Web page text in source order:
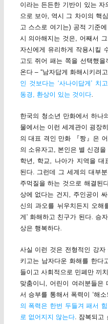
이라는 든든한 기반이 있는
으로 보아, 역시 그 차이의 핵
고 스스로 여기는) 공적 기준
시 의아해지는 것은, 어째서
자신에게 유리하게 작용시킬
고도 쥐어 패는 쪽을 선택했
온다 – “남자답게 화해시키려
인 것보다는 ‘사나이답게’
동경, 환상이 있는 것이다.
한국의 청소년 만화에서 하나
물에서는 이런 세계관이 굉장
의 대표 격인 만화 『짱』은
의 소유자고, 본인은 별 신경
학년, 학교, 나아가 지역을 대
된다. 그런데 그 세계의 대부
주먹질을 하는 것으로 해결된
상에 없다는 건지, 주인공이
신의 과오를 뉘우치든지 오해
게’ 화해하고 친구가 된다. 승
상은 행복하다.
사실 이런 것은 전형적인 강자
키고는 남자다운 화해를 한다
들이고 사회적으로 민폐만 끼
맞춤이니, 어린이 여러분들은
서 승부를 통해서 폭력이 ‘해
의 폭력은 한번 두들겨 패서
로 없어지지 않는다. 잠복되고